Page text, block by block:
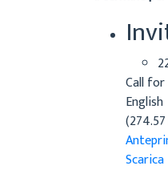
Call
English
Scarica